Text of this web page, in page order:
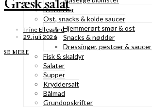
Desserter
Ost, snacks & kolde saucer
Hjemmerørt smør & ost
Snacks & nødder
Dressinger, pestoer & saucer
Fisk & skaldyr
Salater
Supper
Kryddersalt
Bålmad
Grundopskrifter
Trine Ellegaard
29. juli 2026
SE MERE